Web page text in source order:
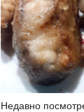
Недавно